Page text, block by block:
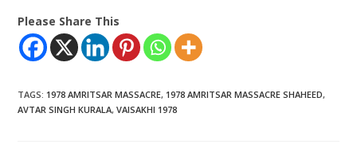
Please Share This
TAGS: 1978 AMRITSAR MASSACRE, 1978 AMRITSAR MASSACRE SHAHEED,
AVTAR SINGH KURALA, VAISAKHI 1978